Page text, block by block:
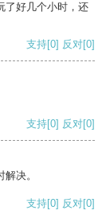
了好几个小时，还
支持[0] 反对[0]
支持[0] 反对[0]
决。
支持[0] 反对[0]